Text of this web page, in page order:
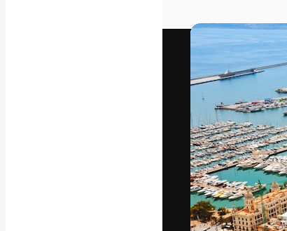
動画
モーショングラフィッ
動画テンプレート
アイコン
3D モデル
フォント
最高のク
ットフォ
店、スタ
います。
日本